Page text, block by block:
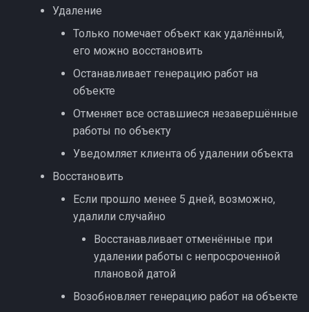
Клиенты и фиксы
Ошибки планирования
Удаление
Только помечает объект как удалённый,
его можно восстановить
Останавливает генерацию работ на
объекте
Отменяет все оставшиеся незавершённые
работы по объекту
Уведомляет клиента об удалении объекта
Восстановить
Если прошло менее 5 дней, возможно,
удалили случайно
Восстанавливает отменённые при
удалении работы с непросроченной
плановой датой
Возобновляет генерацию работ на объекте